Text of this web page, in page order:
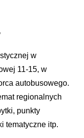
w
11-15, w
autobusowego.
regionalnych
punkty
tematyczne itp.